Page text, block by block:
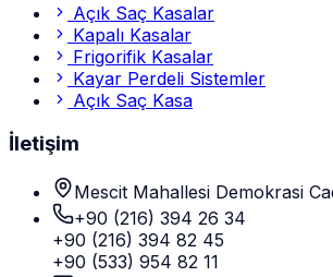
Açık Saç Kasalar
Kapalı Kasalar
Frigorifik Kasalar
Kayar Perdeli Sistemler
Açık Saç Kasa
İletişim
Mescit Mahallesi Demokrasi
+90 (216) 394 26 34
+90 (216) 394 82 45
+90 (533) 954 82 11